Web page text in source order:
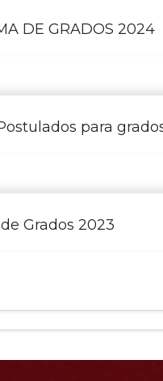
DE GRADOS 2024
para
Grados 2023